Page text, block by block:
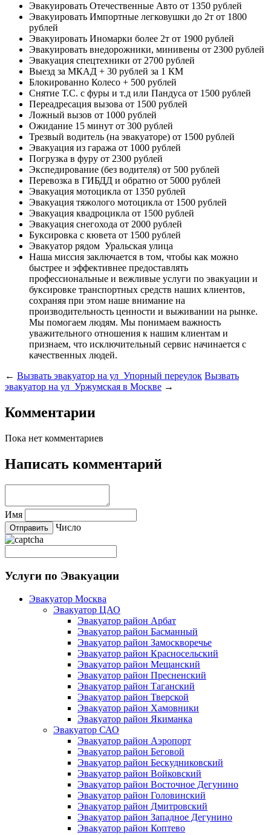
Эвакуировать Отечественные Авто от 1350 рублей
Эвакуировать Импортные легковушки до 2т от 1800
рублей
Эвакуировать Иномарки более 2т от 1900 рублей
Эвакуировать внедорожники, минивены от 2300 рублей
Эвакуация спецтехники от 2700 рублей
Выезд за МКАД + 30 рублей за 1 КМ
Блокированно Колесо + 500 рублей
Снятие Т.С. с фуры и т.д или Пандуса от 1500 рублей
Переадресация вызова от 1500 рублей
Ложный вызов от 1000 рублей
Ожидание 15 минут от 300 рублей
Трезвый водитель (на эвакуаторе) от 1500 рублей
Эвакуация из гаража от 1000 рублей
Погрузка в фуру от 2300 рублей
Экспедирование (без водителя) от 500 рублей
Перевозка в ГИБДД и обратно от 5000 рублей
Эвакуация мотоцикла от 1350 рублей
Эвакуация тяжолого мотоцикла от 1500 рублей
Эвакуация квадроцикла от 1500 рублей
Эвакуация снегохода от 2000 рублей
Буксировка с кювета от 1500 рублей
Эвакуатор рядом Уральская улица
Наша миссия заключается в том, чтобы как можно
быстрее и эффективнее предоставлять
профессиональные и вежливые услуги по эвакуации и
буксировке транспортных средств наших клиентов,
сохраняя при этом наше внимание на
производительность ценности и выживании на рынке.
Мы помогаем людям. Мы понимаем важность
уважительного отношения к нашим клиентам и
признаем, что исключительный сервис начинается с
качественных людей.
← Вызвать эвакуатор на ул Упорный переулок Вызвать
эвакуатор на ул Уржумская в Москве →
Комментарии
Пока нет комментариев
Написать комментарий
Имя
Число
Услуги по Эвакуации
Эвакуатор Москва
Эвакуатор ЦАО
Эвакуатор район Арбат
Эвакуатор район Басманный
Эвакуатор район Замоскворечье
Эвакуатор район Красносельский
Эвакуатор район Мещанский
Эвакуатор район Пресненский
Эвакуатор район Таганский
Эвакуатор район Тверской
Эвакуатор район Хамовники
Эвакуатор район Якиманка
Эвакуатор САО
Эвакуатор район Аэропорт
Эвакуатор район Беговой
Эвакуатор район Бескудниковский
Эвакуатор район Войковский
Эвакуатор район Восточное Дегунино
Эвакуатор район Головинский
Эвакуатор район Дмитровский
Эвакуатор район Западное Дегунино
Эвакуатор район Коптево